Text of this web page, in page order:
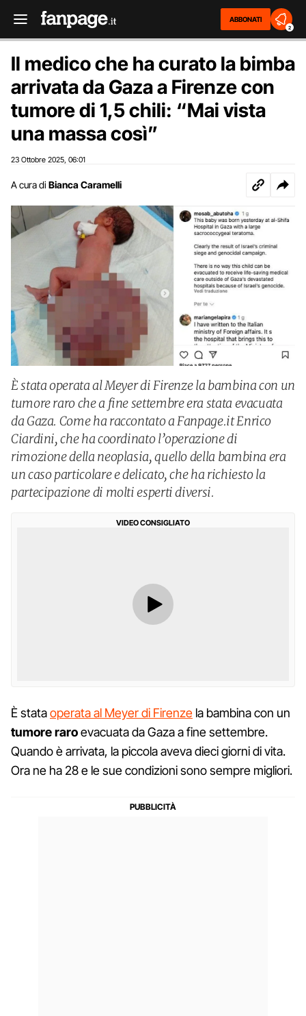
ABBONATI
2
Il medico che ha curato la bimba
arrivata da Gaza a Firenze con
tumore di 1,5 chili: “Mai vista
una massa così”
23 Ottobre 2025 06:01
A cura di Bianca Caramelli
È stata operata al Meyer di Firenze la bambina con un
tumore raro che a fine settembre era stata evacuata
da Gaza. Come ha raccontato a Fanpage.it Enrico
Ciardini, che ha coordinato l’operazione di
rimozione della neoplasia, quello della bambina era
un caso particolare e delicato, che ha richiesto la
partecipazione di molti esperti diversi.
VIDEO CONSIGLIATO
È stataoperata al Meyer di Firenze la bambina con un
tumore raroevacuata da Gaza a fine settembre.
Quando è arrivata, la piccola aveva dieci giorni di vita.
Ora ne ha 28 e le sue condizioni sono sempre migliori.